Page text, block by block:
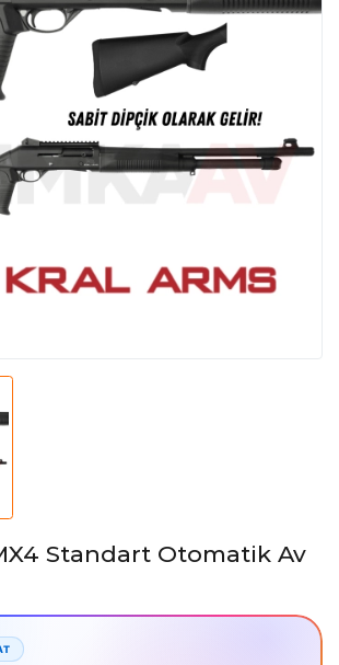
Standart Otomatik Av